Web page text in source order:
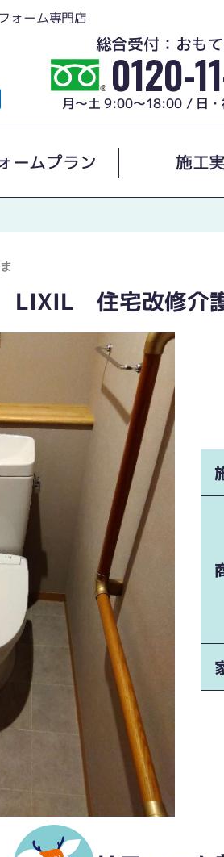
ォーム専門店
総合受付：おも
0120-
月～土 9:00～18:00 / 日
ームプラン 施工
LIXIL 住宅改修介